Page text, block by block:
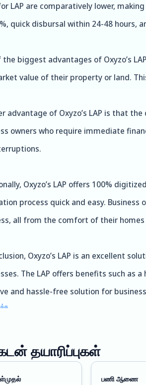
LAP are comparatively lower,
quick disbursal within 24-48 hours,
the biggest advantages of Oxyzo’s
value of their property or land.
advantage of Oxyzo’s LAP is that
owners who require immediate
Oxyzo’s LAP offers 100%
process quick and easy.
all from the comfort of their homes
Oxyzo’s LAP is an excellent
The LAP offers benefits such as
and hassle-free solution for
தயாரிப்புகள்
பணி ஆணை